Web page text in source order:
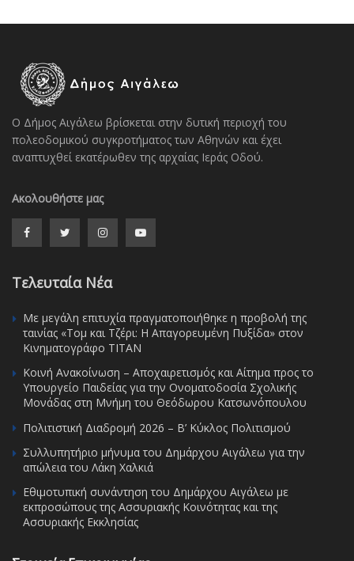
Ο Δήμος Αιγάλεω βρίσκεται στην δυτική περιοχή του
πολεοδομικού συγκροτήματος των Αθηνών και έχει
αναπτυχθεί εκατέρωθεν της αρχαίας Ιεράς Οδού.
Ακολουθήστε μας
Τελευταία Νέα
Με μεγάλη επιτυχία πραγματοποιήθηκε η προβολή της
ταινίας «Τομ και Τζέρι: Η Απαγορευμένη Πυξίδα» στον
Κινηματογράφο ΤΙΤΑΝ
Κοινή Ανακοίνωση – Αποχαιρετισμός και Αίτημα προς το
Υπουργείο Παιδείας για την Ονοματοδοσία Σχολικής
Μονάδας στη Μνήμη του Θεόδωρου Κατσωνόπουλου
Πολιτιστική Διαδρομή 2026 – Β’ Κύκλος Πολιτισμού
Συλλυπητήριο μήνυμα του Δημάρχου Αιγάλεω για την
απώλεια του Λάκη Χαλκιά
Εθιμοτυπική συνάντηση του Δημάρχου Αιγάλεω με
εκπροσώπους της Ασσυριακής Κοινότητας και της
Ασσυριακής Εκκλησίας